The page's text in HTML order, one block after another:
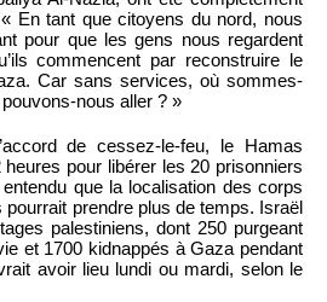
En tant que citoyens du nord, nous
pour que les gens nous regardent
commencent par reconstruire le
Car sans services, où sommes-
nous aller ? »
de cessez-le-feu, le Hamas
heures pour libérer les 20 prisonniers
que la localisation des corps
prendre plus de temps. Israël
palestiniens, dont 250 purgeant
et 1700 kidnappés à Gaza pendant
avoir lieu lundi ou mardi, selon le